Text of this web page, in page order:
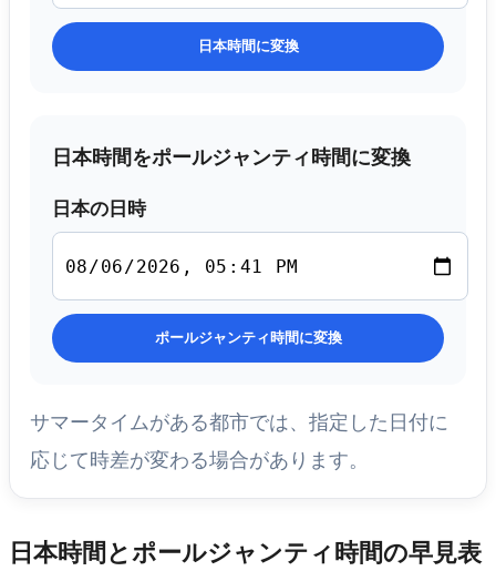
日本時間に変換
日本時間をポールジャンティ時間に変換
日本の日時
ポールジャンティ時間に変換
サマータイムがある都市では、指定した日付に
応じて時差が変わる場合があります。
日本時間とポールジャンティ時間の早見表